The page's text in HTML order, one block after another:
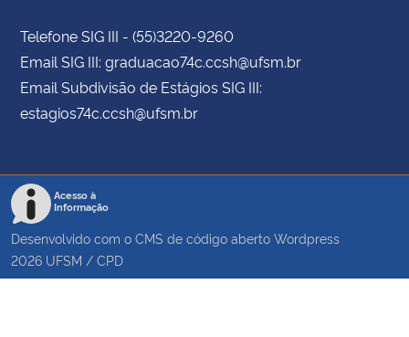
Telefone SIG III - (55)3220-9260
Email SIG III: graduacao74c.ccsh@ufsm.br
Email Subdivisão de Estágios SIG III:
estagios74c.ccsh@ufsm.br
Acesso à
Informação
Desenvolvido com o CMS de código aberto Wordpress
2026 UFSM / CPD